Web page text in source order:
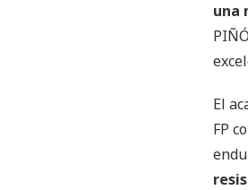
una
El
FP